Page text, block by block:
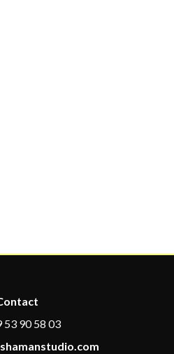
53 90 58 03